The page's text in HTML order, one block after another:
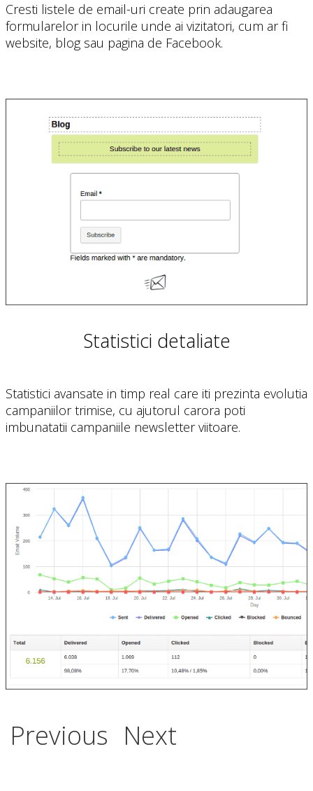
Cresti listele de email-uri create prin adaugarea
formularelor in locurile unde ai vizitatori, cum ar fi
website, blog sau pagina de Facebook.
Statistici detaliate
Statistici avansate in timp real care iti prezinta evolutia
campaniilor trimise, cu ajutorul carora poti
imbunatatii campaniile newsletter viitoare.
Previous Next